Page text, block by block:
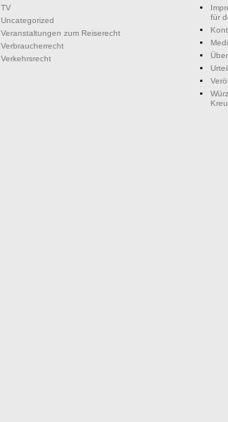
TV
Uncategorized
Veranstaltungen zum Reiserecht
Verbraucherrecht
Verkehrsrecht
für